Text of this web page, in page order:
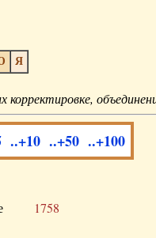
Я
..+10 ..+50 ..+100
1758